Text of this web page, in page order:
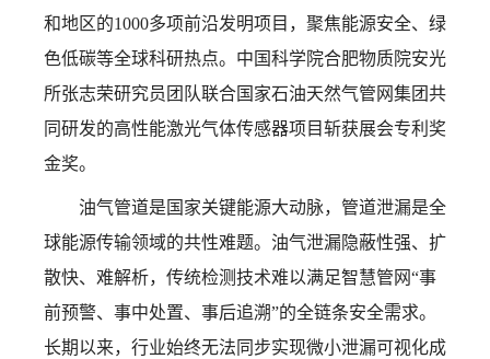
和地区的1000多项前沿发明项目，聚焦能源安全、绿
色低碳等全球科研热点。中国科学院合肥物质院安光
所张志荣研究员团队联合国家石油天然气管网集团共
同研发的高性能激光气体传感器项目斩获展会专利奖
金奖。
油气管道是国家关键能源大动脉，管道泄漏是全
球能源传输领域的共性难题。油气泄漏隐蔽性强、扩
散快、难解析，传统检测技术难以满足智慧管网“事
前预警、事中处置、事后追溯”的全链条安全需求。
长期以来，行业始终无法同步实现微小泄漏可视化成